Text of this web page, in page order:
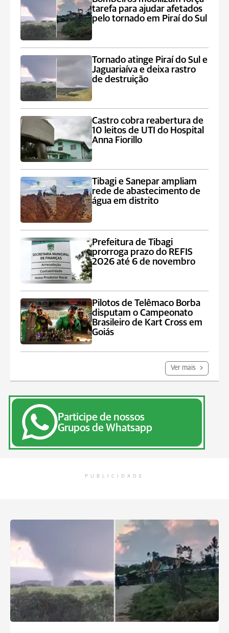
tarefa para ajudar afetados
pelo tornado em Piraí do Sul
Tornado atinge Piraí do Sul e
Jaguariaíva e deixa rastro
de destruição
Castro cobra reabertura de
10 leitos de UTI do Hospital
Anna Fiorillo
Tibagi e Sanepar ampliam
rede de abastecimento de
água em distrito
Prefeitura de Tibagi
prorroga prazo do REFIS
2026 até 6 de novembro
Pilotos de Telêmaco Borba
disputam o Campeonato
Brasileiro de Kart Cross em
Goiás
Ver mais
Participe de nossos
Grupos de Whatsapp
PUBLICIDADE